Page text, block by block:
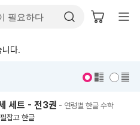
니다.
세트 - 전3권 - 연령별 한글 수학
잡고 한글